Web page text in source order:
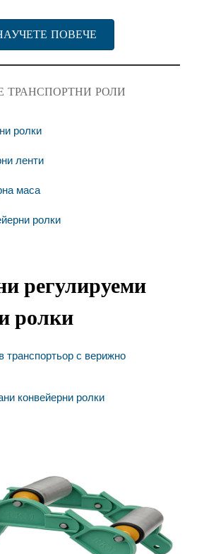
ПОВЕЧЕ
ТРАНСПОРТНИ РОЛИ
ролки
ленти
маса
ролки
регулируеми
ролки
транспортьор с верижно
конвейерни ролки